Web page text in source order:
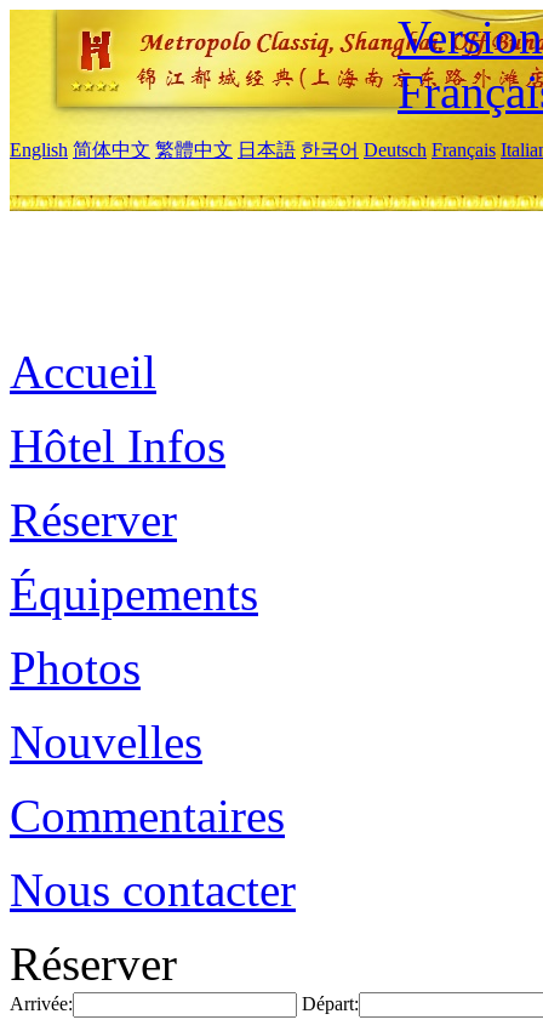
English 简体中文 繁體中文 日本語 한국어 Deutsch Français
Accueil
Hôtel Infos
Réserver
Équipements
Photos
Nouvelles
Commentaires
Nous contacter
Réserver
Arrivée: Départ: